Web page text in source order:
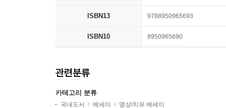
ISBN13 9788950965693
ISBN10 8950965690
관련분류
카테고리 분류
국내도서 에세이
명상/치유 에세이